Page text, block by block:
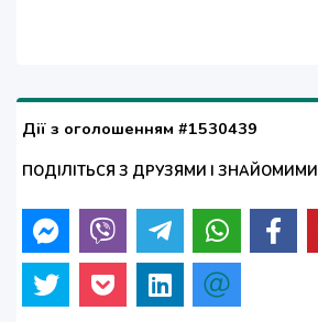
Дії з оголошенням #1530439
ПОДІЛІТЬСЯ З ДРУЗЯМИ І ЗНАЙОМИМИ